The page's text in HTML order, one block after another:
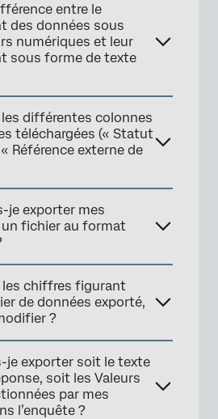
entre le
des données sous
numériques et leur
sous forme de texte
différentes colonnes
téléchargées (« Statut
Référence externe de
je exporter mes
fichier au format
chiffres figurant
de données exporté,
?
je exporter soit le texte
soit les Valeurs
par mes
l’enquête ?